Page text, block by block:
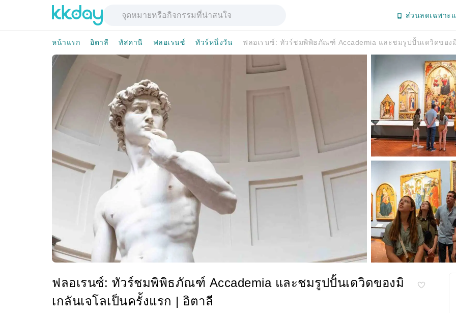
ส่วนลดเฉพาะ
หน้าแรก อิตาลี ทัสคานี ฟลอเรนซ์ ทัวร์หนึ่งวัน ฟลอเรนซ์: ทัวร์ชมพิพิธภัณฑ์ Accademia และชมรูปปั้นเดวิดของ
ฟลอเรนซ์: ทัวร์ชมพิพิธภัณฑ์ Accademia และชมรูปปั้นเดวิดของมิ
เกลันเจโลเป็นครั้งแรก | อิตาลี